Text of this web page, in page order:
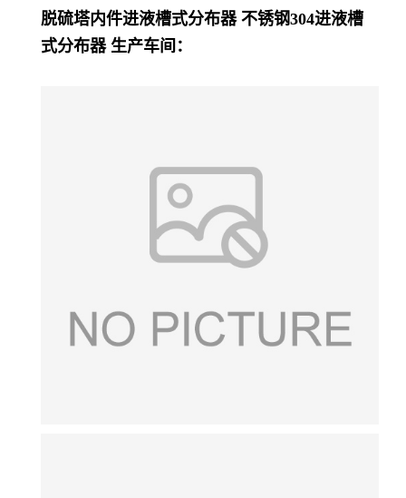
脱硫塔内件进液槽式分布器 不锈钢304进液槽
式分布器 生产车间：